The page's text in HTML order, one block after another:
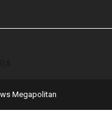
Megapolitan